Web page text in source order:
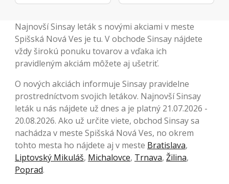
Najnovší Sinsay leták s novými akciami v meste
Spišská Nová Ves je tu. V obchode Sinsay nájdete
vždy širokú ponuku tovarov a vďaka ich
pravidleným akciám môžete aj ušetriť.
O nových akciách informuje Sinsay pravidelne
prostredníctvom svojich letákov. Najnovší Sinsay
leták u nás nájdete už dnes a je platný 21.07.2026 -
20.08.2026. Ako už určite viete, obchod Sinsay sa
nachádza v meste Spišská Nová Ves, no okrem
tohto mesta ho nájdete aj v meste Bratislava,
Liptovský Mikuláš, Michalovce, Trnava, Žilina,
Poprad.